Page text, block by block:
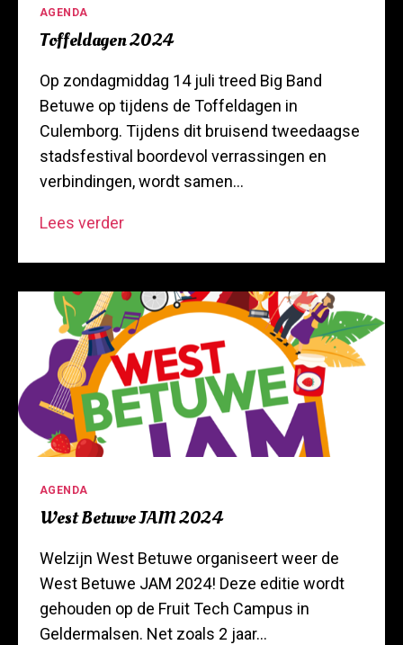
Categorieën
AGENDA
Toffeldagen 2024
Op zondagmiddag 14 juli treed Big Band
Betuwe op tijdens de Toffeldagen in
Culemborg. Tijdens dit bruisend tweedaagse
stadsfestival boordevol verrassingen en
verbindingen, wordt samen…
Lees verderToffeldagen
Categorieën
AGENDA
West Betuwe JAM 2024
Welzijn West Betuwe organiseert weer de
West Betuwe JAM 2024! Deze editie wordt
gehouden op de Fruit Tech Campus in
Geldermalsen. Net zoals 2 jaar…